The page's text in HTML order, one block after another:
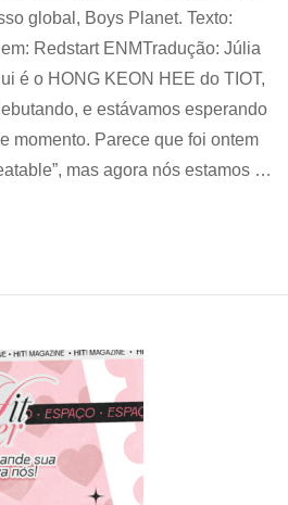
oficialmente
com
o
novo
“Kick-
START”
global, Boys Planet. Texto:
Redstart ENMTradução: Júlia
é o HONG KEON HEE do TIOT,
e estávamos esperando
momento. Parece que foi ontem
mas agora nós estamos …